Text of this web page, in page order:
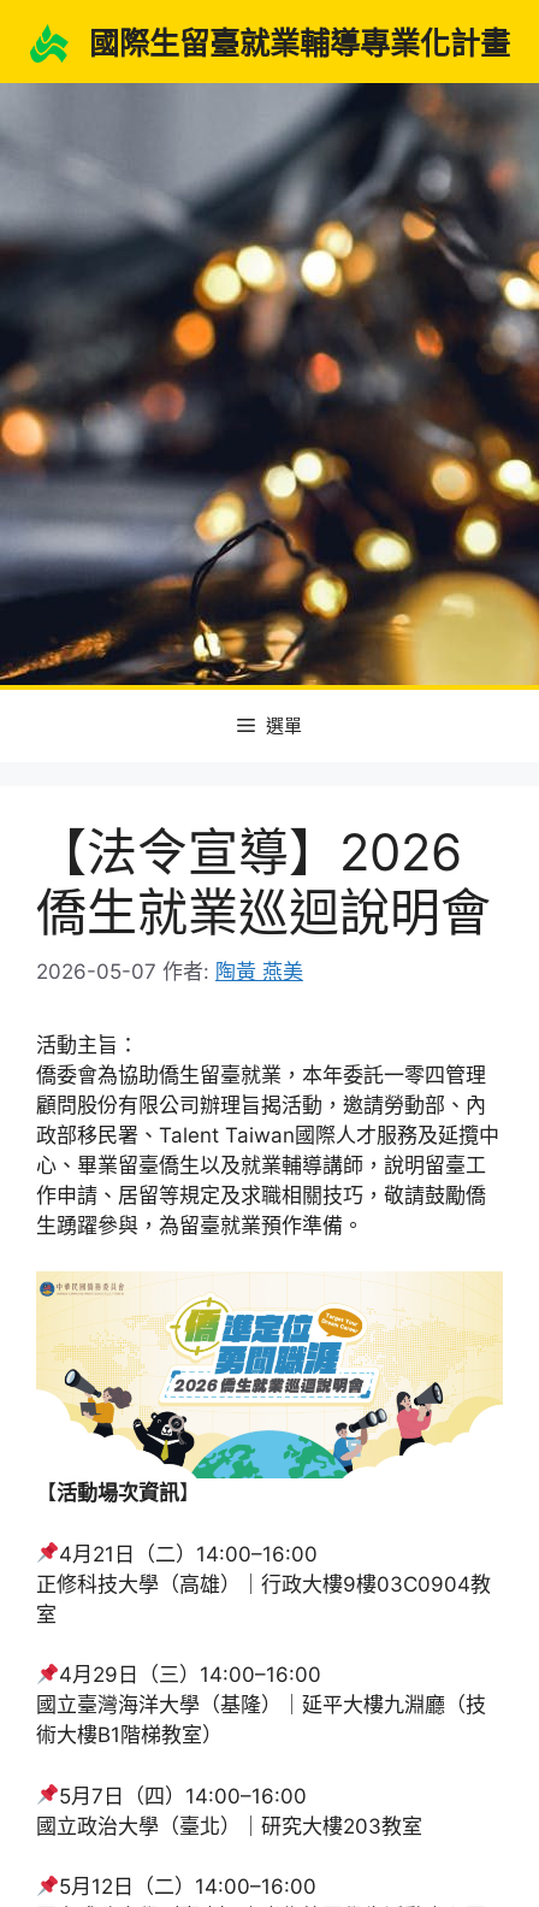
內
國際生留臺就業輔導專業化計畫
選單
【法令宣導】2026
僑生就業巡迴說明會
2026-05-07 作者: 陶黃 燕美
活動主旨：
僑委會為協助僑生留臺就業，本年委託一零四管理
顧問股份有限公司辦理旨揭活動，邀請勞動部、內
政部移民署、Talent Taiwan國際人才服務及延攬中
心、畢業留臺僑生以及就業輔導講師，說明留臺工
作申請、居留等規定及求職相關技巧，敬請鼓勵僑
生踴躍參與，為留臺就業預作準備。
【活動場次資訊】
4月21日（二）14:00–16:00
正修科技大學（高雄）｜行政大樓9樓03C0904教
室
4月29日（三）14:00–16:00
國立臺灣海洋大學（基隆）｜延平大樓九淵廳（技
術大樓B1階梯教室）
5月7日（四）14:00–16:00
國立政治大學（臺北）｜研究大樓203教室
5月12日（二）14:00–16:00